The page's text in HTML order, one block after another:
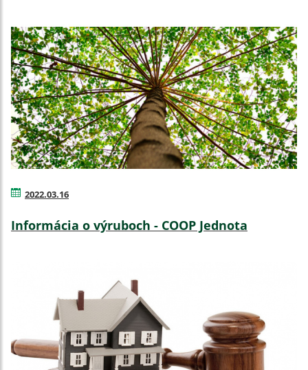
2022.03.16
Informácia o výruboch - COOP Jednota